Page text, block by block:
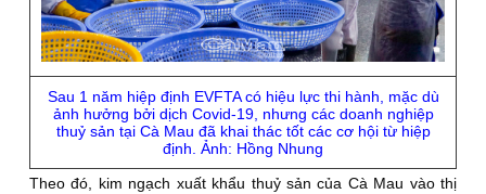
Sau 1 năm hiệp định EVFTA có hiệu lực thi hành, mặc dù
ảnh hưởng bởi dịch Covid-19, nhưng các doanh nghiệp
thuỷ sản tại Cà Mau đã khai thác tốt các cơ hội từ hiệp
định. Ảnh: Hồng Nhung
Theo đó, kim ngạch xuất khẩu thuỷ sản của Cà Mau vào thị